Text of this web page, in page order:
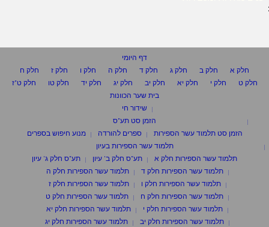
דף היומי
חלק א
חלק ב חלק ג חלק ד חלק ה חלק ו חלק ז
חלק ח
חלק ט
חלק י חלק יא חלק יב חלק יג חלק יד חלק טו
חלק ט"ז
בית שער הכוונות
שידור חי
הזמן סט תע"ס
הזמן סט תלמוד עשר הספירות
ספרים להורדה
מנוע חיפוש בספרים
תלמוד עשר הספירות בעיון
תלמוד עשר הספירות חלק א
תע"ס חלק ב' עיון
תע"ס חלק ג' עיון
תלמוד עשר הספירות חלק ד
תלמוד עשר הספירות חלק ה
תלמוד עשר הספירות חלק ו
תלמוד עשר הספירות חלק ז
תלמוד עשר הספירות חלק ח
תלמוד עשר הספירות חלק ט
תלמוד עשר הספירות חלק י
תלמוד עשר הספירות חלק יא
תלמוד עשר הספירות חלק יב
תלמוד עשר הספירות חלק יג